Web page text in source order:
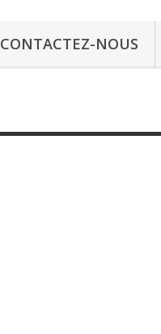
CONTACTEZ-NOUS